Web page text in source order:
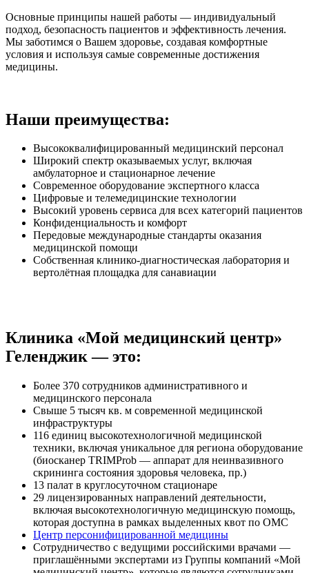
Основные принципы нашей работы — индивидуальный
подход, безопасность пациентов и эффективность лечения.
Мы заботимся о Вашем здоровье, создавая комфортные
условия и используя самые современные достижения
медицины.
Наши преимущества:
Высококвалифицированный медицинский персонал
Широкий спектр оказываемых услуг, включая
амбулаторное и стационарное лечение
Современное оборудование экспертного класса
Цифровые и телемедицинские технологии
Высокий уровень сервиса для всех категорий пациентов
Конфиденциальность и комфорт
Передовые международные стандарты оказания
медицинской помощи
Собственная клинико-диагностическая лаборатория и
вертолётная площадка для санавиации
Клиника «Мой медицинский центр»
Геленджик — это:
Более 370 сотрудников административного и
медицинского персонала
Свыше 5 тысяч кв. м современной медицинской
инфраструктуры
116 единиц высокотехнологичной медицинской
техники, включая уникальное для региона оборудование
(биосканер TRIMProb — аппарат для неинвазивного
скрининга состояния здоровья человека, пр.)
13 палат в круглосуточном стационаре
29 лицензированных направлений деятельности,
включая высокотехнологичную медицинскую помощь,
которая доступна в рамках выделенных квот по ОМС
Центр персонифицированной медицины
Сотрудничество с ведущими российскими врачами —
приглашёнными экспертами из Группы компаний «Мой